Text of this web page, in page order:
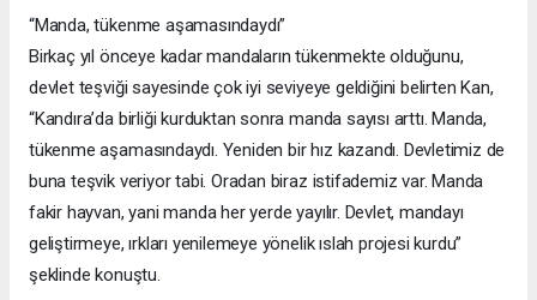
“Manda, tükenme aşamasındaydı”
Birkaç yıl önceye kadar mandaların tükenmekte olduğunu,
devlet teşviği sayesinde çok iyi seviyeye geldiğini belirten Kan,
“Kandıra’da birliği kurduktan sonra manda sayısı arttı. Manda,
tükenme aşamasındaydı. Yeniden bir hız kazandı. Devletimiz de
buna teşvik veriyor tabi. Oradan biraz istifademiz var. Manda
fakir hayvan, yani manda her yerde yayılır. Devlet, mandayı
geliştirmeye, ırkları yenilemeye yönelik ıslah projesi kurdu”
şeklinde konuştu.